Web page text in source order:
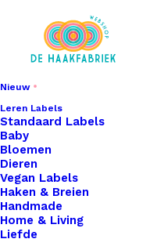
Nieuw
Leren Labels
Standaard Labels
Baby
Bloemen
Dieren
Vegan Labels
Haken & Breien
Handmade
Home & Living
Liefde